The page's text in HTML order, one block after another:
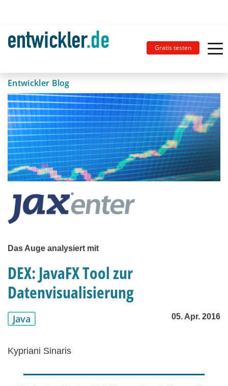
Gratis testen
Entwickler Blog
Das Auge analysiert mit
DEX: JavaFX Tool zur
Datenvisualisierung
Java 05. Apr. 2016
Kypriani Sinaris